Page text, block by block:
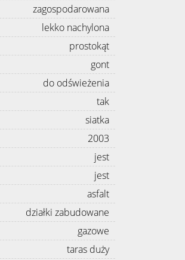
zagospodarowana
lekko nachylona
prostokąt
gont
do odświeżenia
tak
siatka
2003
jest
jest
asfalt
działki zabudowane
gazowe
taras duży